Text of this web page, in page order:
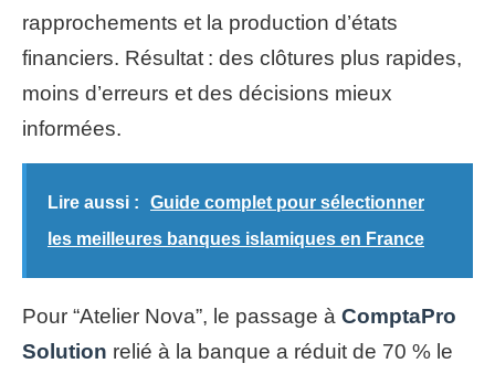
rapprochements et la production d’états
financiers. Résultat : des clôtures plus rapides,
moins d’erreurs et des décisions mieux
informées.
Lire aussi :
Guide complet pour sélectionner
les meilleures banques islamiques en France
Pour “Atelier Nova”, le passage à ComptaPro
Solution relié à la banque a réduit de 70 % le